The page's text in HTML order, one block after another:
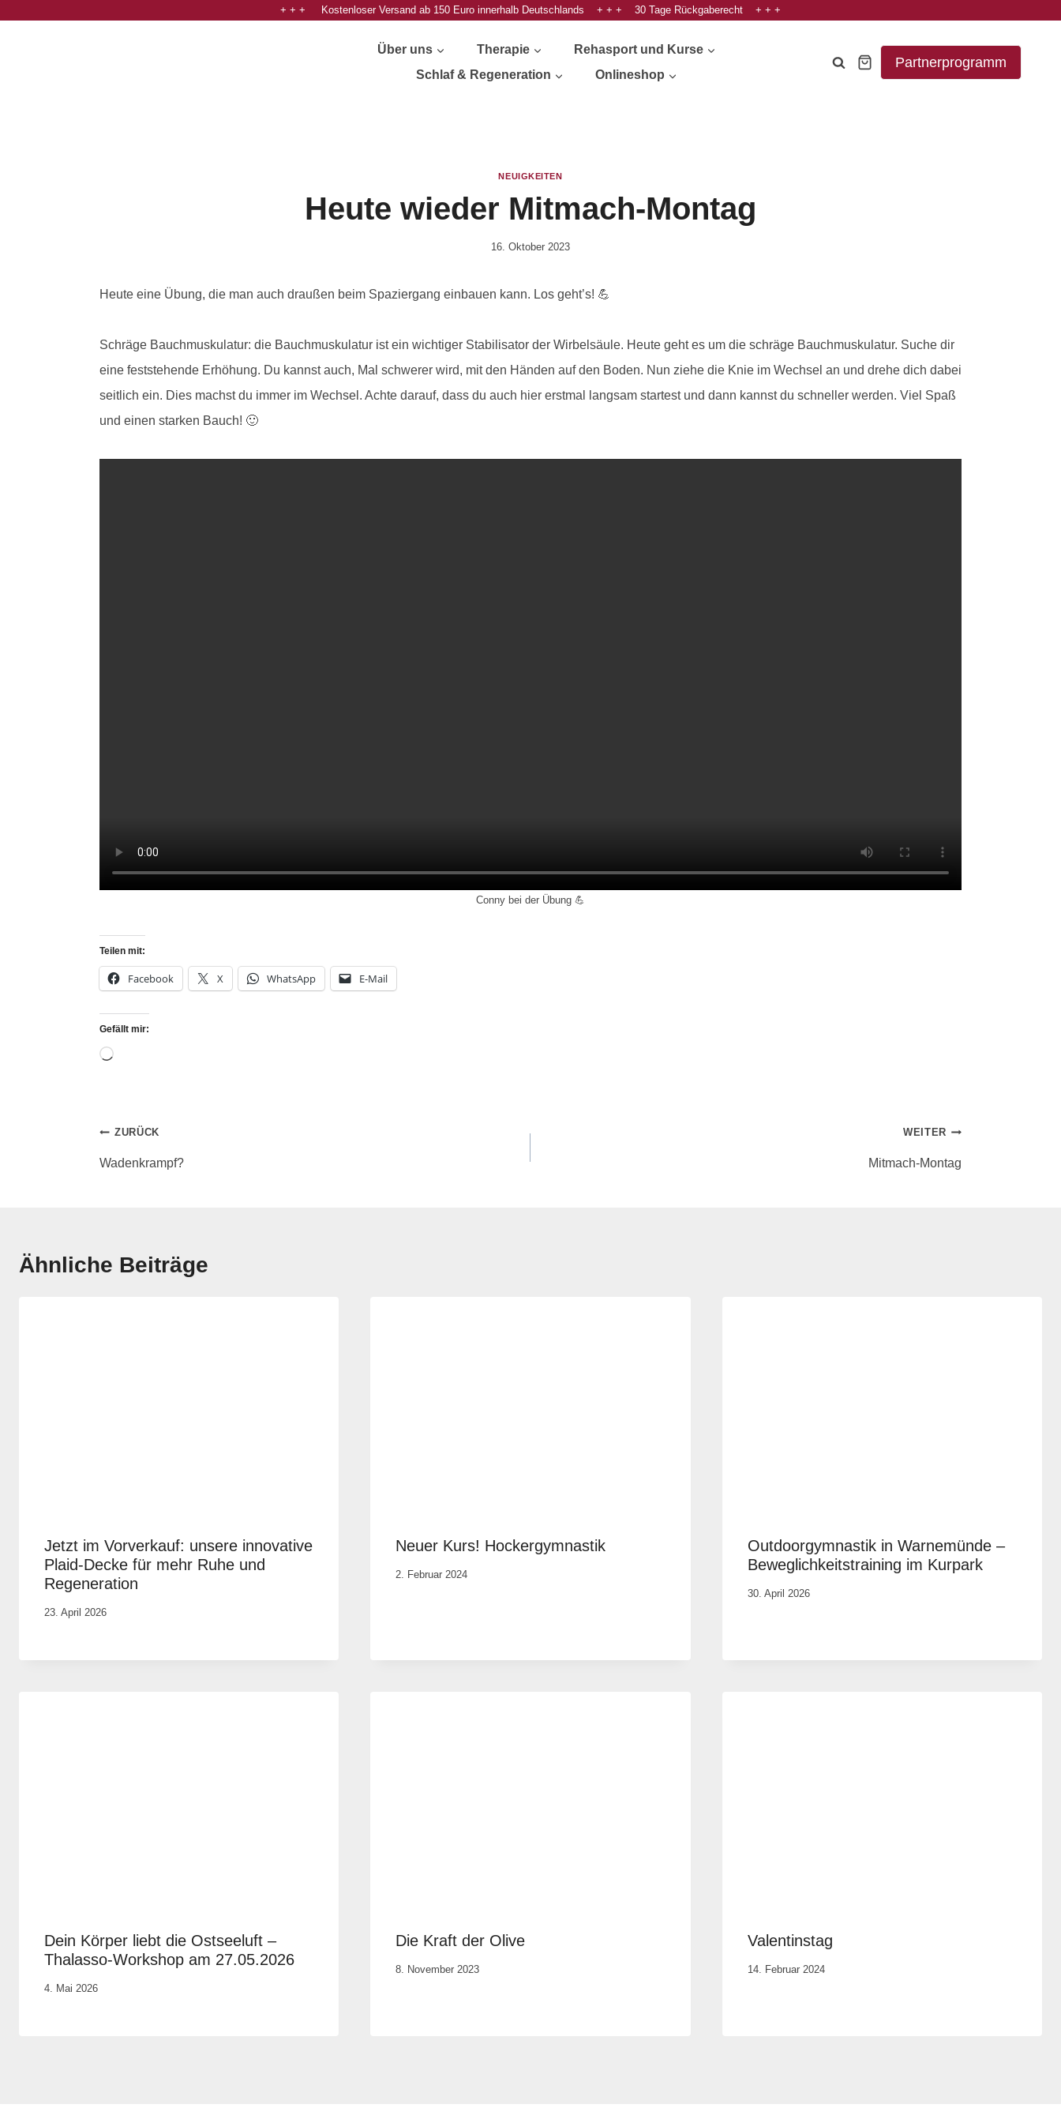
+ + + Kostenloser Versand ab 150 Euro innerhalb Deutschlands + + + 30 Tage Rückgaberecht + + +
Über uns Therapie
Rehasport und Kurse
Schlaf & Regeneration
Onlineshop
Partnerprogramm
NEUIGKEITEN
Heute wieder Mitmach-Montag
Von
Krause
16. Oktober 2023
Heute eine Übung, die man auch draußen beim Spaziergang einbauen kann. Los geht’s! 💪
Schräge Bauchmuskulatur: die Bauchmuskulatur ist ein wichtiger Stabilisator der Wirbelsäule. Heute geht es um die schräge Bauchmuskulatur. Suche dir
eine feststehende Erhöhung. Du kannst auch, Mal schwerer wird, mit den Händen auf den Boden. Nun ziehe die Knie im Wechsel an und drehe dich dabei
seitlich ein. Dies machst du immer im Wechsel. Achte darauf, dass du auch hier erstmal langsam startest und dann kannst du schneller werden. Viel Spaß
und einen starken Bauch! 🙂
Conny bei der Übung 💪
Teilen mit:
Facebook X WhatsApp E-Mail
Gefällt mir:
ZURÜCK
Wadenkrampf?
WEITER
Mitmach-Montag
Ähnliche Beiträge
Jetzt im Vorverkauf: unsere innovative
Plaid-Decke für mehr Ruhe und
Regeneration
Von
23. April 2026
Neuer Kurs! Hockergymnastik
Von
2. Februar 2024
Outdoorgymnastik in Warnemünde –
Beweglichkeitstraining im Kurpark
Von
30. April 2026
Dein Körper liebt die Ostseeluft –
Thalasso-Workshop am 27.05.2026
Von
4. Mai 2026
Die Kraft der Olive
Von
8. November 2023
Valentinstag
Von
14. Februar 2024